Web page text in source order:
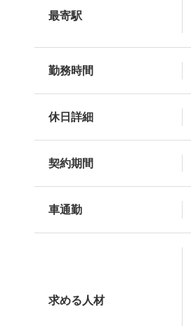
最寄駅
勤務時間
休日詳細
契約期間
車通勤
求める人材